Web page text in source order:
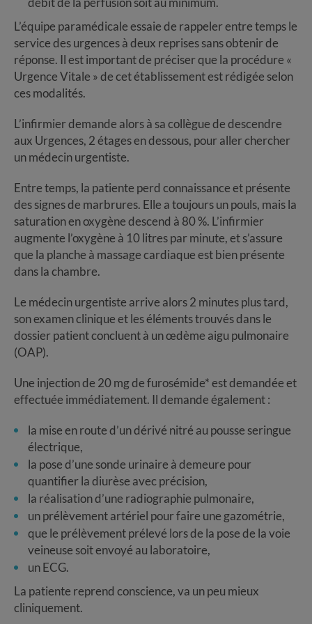
L’équipe paramédicale essaie de rappeler entre temps le
service des urgences à deux reprises sans obtenir de
réponse. Il est important de préciser que la procédure «
Urgence Vitale » de cet établissement est rédigée selon
ces modalités.
L’infirmier demande alors à sa collègue de descendre
aux Urgences, 2 étages en dessous, pour aller chercher
un médecin urgentiste.
Entre temps, la patiente perd connaissance et présente
des signes de marbrures. Elle a toujours un pouls, mais la
saturation en oxygène descend à 80 %. L’infirmier
augmente l’oxygène à 10 litres par minute, et s’assure
que la planche à massage cardiaque est bien présente
dans la chambre.
Le médecin urgentiste arrive alors 2 minutes plus tard,
son examen clinique et les éléments trouvés dans le
dossier patient concluent à un œdème aigu pulmonaire
(OAP).
Une injection de 20 mg de furosémide* est demandée et
effectuée immédiatement. Il demande également :
la mise en route d’un dérivé nitré au pousse seringue
électrique,
la pose d’une sonde urinaire à demeure pour
quantifier la diurèse avec précision,
la réalisation d’une radiographie pulmonaire,
un prélèvement artériel pour faire une gazométrie,
que le prélèvement prélevé lors de la pose de la voie
veineuse soit envoyé au laboratoire,
un ECG.
La patiente reprend conscience, va un peu mieux
cliniquement.